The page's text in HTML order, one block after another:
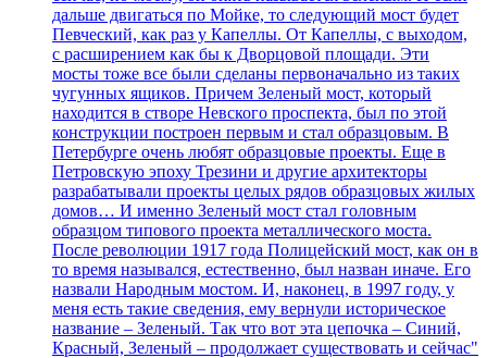
дальше двигаться по Мойке, то следующий мост будет
Певческий, как раз у Капеллы. От Капеллы, с выходом,
с расширением как бы к Дворцовой площади. Эти
мосты тоже все были сделаны первоначально из таких
чугунных ящиков. Причем Зеленый мост, который
находится в створе Невского проспекта, был по этой
конструкции построен первым и стал образцовым. В
Петербурге очень любят образцовые проекты. Еще в
Петровскую эпоху Трезини и другие архитекторы
разрабатывали проекты целых рядов образцовых жилых
домов… И именно Зеленый мост стал головным
образцом типового проекта металлического моста.
После революции 1917 года Полицейский мост, как он в
то время назывался, естественно, был назван иначе. Его
назвали Народным мостом. И, наконец, в 1997 году, у
меня есть такие сведения, ему вернули историческое
название – Зеленый. Так что вот эта цепочка – Синий,
Красный, Зеленый – продолжает существовать и сейчас"